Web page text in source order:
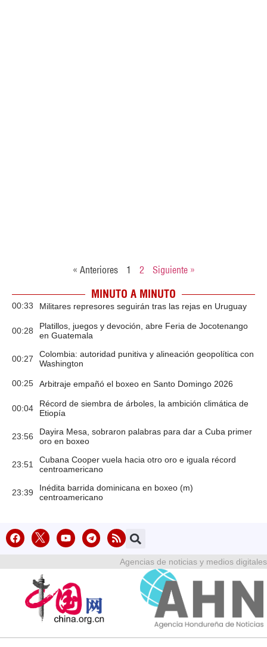
« Anteriores 1 2 Siguiente »
MINUTO A MINUTO
00:33 Militares represores seguirán tras las rejas en Uruguay
00:28
Platillos, juegos y devoción, abre Feria de Jocotenango
en Guatemala
00:27
Colombia: autoridad punitiva y alineación geopolítica con
Washington
00:25 Arbitraje empañó el boxeo en Santo Domingo 2026
00:04
Récord de siembra de árboles, la ambición climática de
Etiopía
23:56
Dayira Mesa, sobraron palabras para dar a Cuba primer
oro en boxeo
23:51
Cubana Cooper vuela hacia otro oro e iguala récord
centroamericano
23:39
Inédita barrida dominicana en boxeo (m)
centroamericano
Agencias de noticias y medios digitales